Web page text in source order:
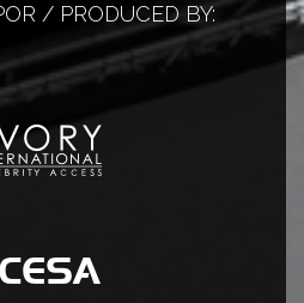
/ PRODUCED BY: